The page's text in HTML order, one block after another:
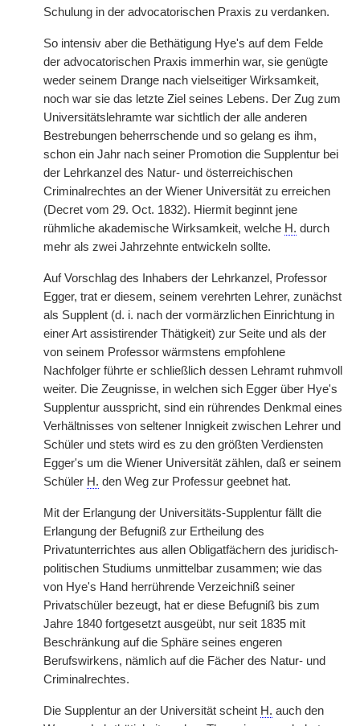
Schulung in der advocatorischen Praxis zu verdanken.
So intensiv aber die Bethätigung Hye's auf dem Felde
der advocatorischen Praxis immerhin war, sie genügte
weder seinem Drange nach vielseitiger Wirksamkeit,
noch war sie das letzte Ziel seines Lebens. Der Zug zum
Universitätslehramte war sichtlich der alle anderen
Bestrebungen beherrschende und so gelang es ihm,
schon ein Jahr nach seiner Promotion die Supplentur bei
der Lehrkanzel des Natur- und österreichischen
Criminalrechtes an der Wiener Universität zu erreichen
(Decret vom 29. Oct. 1832). Hiermit beginnt jene
rühmliche akademische Wirksamkeit, welche H. durch
mehr als zwei Jahrzehnte entwickeln sollte.
Auf Vorschlag des Inhabers der Lehrkanzel, Professor
Egger, trat er diesem, seinem verehrten Lehrer, zunächst
als Supplent (d. i. nach der vormärzlichen Einrichtung in
einer Art assistirender Thätigkeit) zur Seite und als der
von seinem Professor wärmstens empfohlene
Nachfolger führte er schließlich dessen Lehramt ruhmvoll
weiter. Die Zeugnisse, in welchen sich Egger über Hye's
Supplentur ausspricht, sind ein rührendes Denkmal eines
Verhältnisses von seltener Innigkeit zwischen Lehrer und
Schüler und stets wird es zu den größten Verdiensten
Egger's um die Wiener Universität zählen, daß er seinem
Schüler H. den Weg zur Professur geebnet hat.
Mit der Erlangung der Universitäts-Supplentur fällt die
Erlangung der Befugniß zur Ertheilung des
Privatunterrichtes aus allen Obligatfächern des juridisch-
politischen Studiums unmittelbar zusammen; wie das
von Hye's Hand herrührende Verzeichniß seiner
Privatschüler bezeugt, hat er diese Befugniß bis zum
Jahre 1840 fortgesetzt ausgeübt, nur seit 1835 mit
Beschränkung auf die Sphäre seines engeren
Berufswirkens, nämlich auf die Fächer des Natur- und
Criminalrechtes.
Die Supplentur an der Universität scheint H. auch den